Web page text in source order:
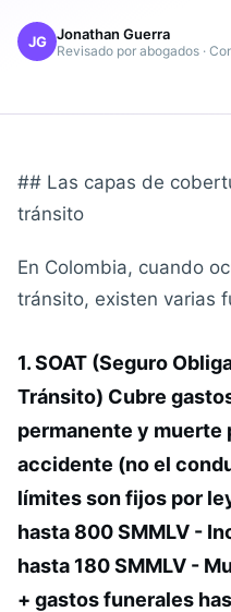
JG Jonathan Guerra
Revisado por abogados ·
## Las capas de
tránsito
En Colombia, cuando
tránsito, existen varias
1. SOAT (Seguro
Tránsito) Cubre
permanente y muerte
accidente (no el
límites son fijos por
hasta 800 SMMLV -
hasta 180 SMMLV -
+ gastos funerales